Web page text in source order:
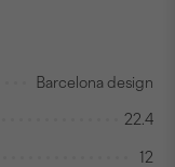
Barcelona design
22.4
12